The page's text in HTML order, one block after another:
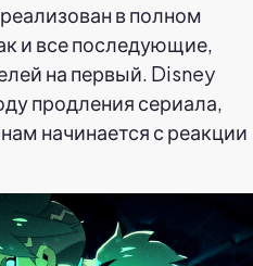
в полном
и все последующие,
на первый. Disney
продления сериала,
начинается с реакции